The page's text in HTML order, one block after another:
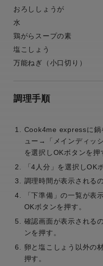
おろししょうが
水
鶏がらスープの素
塩こしょう
万能ねぎ（小口切り）
調理手順
Cook4me expressに鍋
ュー→「メインディッ
を選択しOKボタンを押
「4人分」を選択しOK
調理時間が表示される
「下準備」の一覧が表
OKボタンを押す。
確認画面が表示される
ンを押す。
卵と塩こしょう以外の
押す。